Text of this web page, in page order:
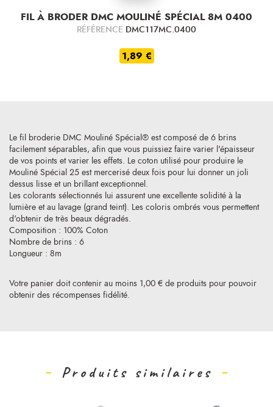
FIL À BRODER DMC MOULINÉ SPÉCIAL 8M 0400
RÉFÉRENCE DMC117MC.0400
1,89 €
Votre panier doit contenir au moins 1,00 € de produits pour pouvoir
obtenir des récompenses fidélité.
Le fil broderie DMC Mouliné Spécial® est composé de 6 brins
facilement séparables, afin que vous puissiez faire varier l'épaisseur
de vos points et varier les effets. Le coton utilisé pour produire le
Mouliné Spécial 25 est mercerisé deux fois pour lui donner un joli
dessus lisse et un brillant exceptionnel.
Les colorants sélectionnés lui assurent une excellente solidité à la
lumière et au lavage (grand teint). Les coloris ombrés vous permettent
d'obtenir de très beaux dégradés.
Composition : 100% Coton
Nombre de brins : 6
Longueur : 8m
Produits similaires